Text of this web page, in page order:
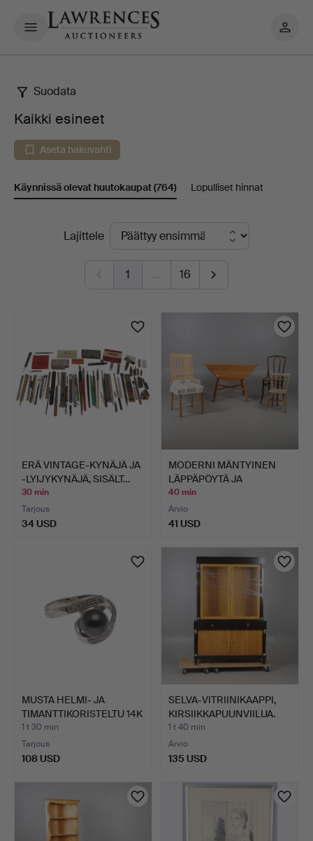
Omat
Kaikki
esineet
Suodata
Kaikki esineet
Aseta hakuvahti
Käynnissä olevat huutokaupat(764) Lopulliset hinnat
Käynnissä
huutokaupat
Lajittele
1 … 16
ERÄ VINTAGE-KYNÄJÄ JA
-LYIJYKYNÄJÄ, SISÄLT…
30 min
Tarjous
34 USD
MODERNI MÄNTYINEN
LÄPPÄPÖYTÄ JA
SEKALAISET…
40 min
Arvio
41 USD
MUSTA HELMI- JA
TIMANTTIKORISTELTU 14K
KOR…
1 t 30 min
Tarjous
108 USD
SELVA-VITRIINIKAAPPI,
KIRSIIKKAPUUNVIILUA.
1 t 40 min
Arvio
135 USD